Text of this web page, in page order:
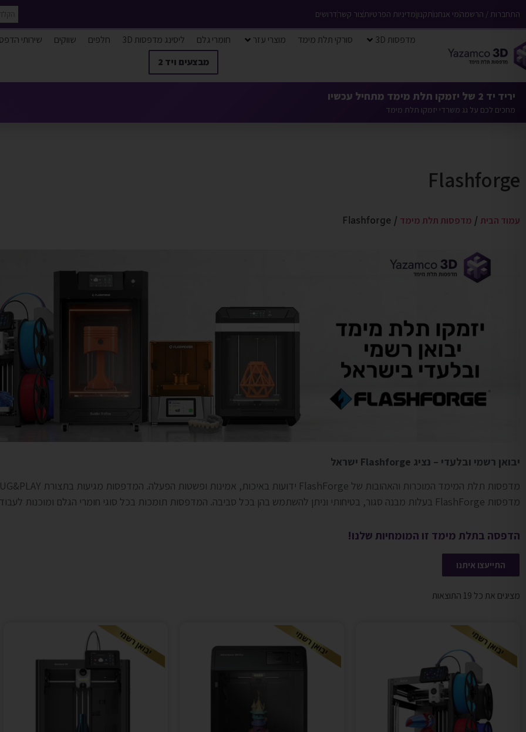
התחברות / הרשמהמי אנחנותקנוןמדיניות הפרטיות צור קשרדרושים
מדפסות 3D סורקי תלת מימד מוצרי עזר חומרי גלם ליסינג מדפסות 3D חלפים שווקים
שירותי
מבצעים ויד 2
יריד יד 2 של יזמקו תלת מימד מתחיל עכשיו
מחכים לכם על גג משרדי יזמקו תלת מימד
Flashforge
עמוד הבית / מדפסות תלת מימד / Flashforge
יבואן רשמי ובלעדי – נציג Flashforge ישראל
מדפסות תלת המימד המוכרות והאהובות של FlashForge ידועות באיכות, אמינות ופשטות הפעלה.
המדפסות מגיעות בתצורת PLUG&PLAY המאפשר התחלת הדפסה מיד עם קבלתן.
מדפסות FlashForge בעלות מבנה סגור, בטיחותי וניתן להשתמש בהן בכל סביבה. המדפסות תומכות בכל סוגי חומרי הגלם ומוכנות לעבודה מיד עם יציאתן מהאריזה.
הדפסה בתלת מימד זו המומחיות שלנו!
התייעצו איתנו
מציגים את כל ⁦19⁩ התוצאות